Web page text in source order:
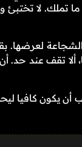
تملك. لا تختبئ
لعرضها.
ألا تقف عند
أن يكون